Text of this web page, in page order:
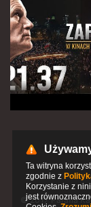
© 2017 Parafia
Ta witryna
zgodnie z
Korzystanie z
jest